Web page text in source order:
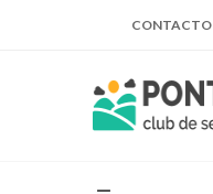
CONTACTO